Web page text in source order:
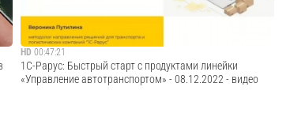
HD 00:47:21
1С-Рарус: Быстрый старт с продуктами линейки
«Управление автотранспортом» - 08.12.2022 - видео